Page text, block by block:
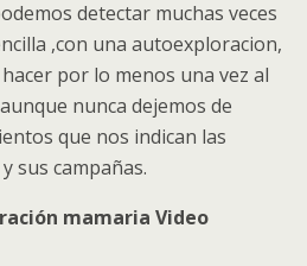
detectar muchas veces
,con una autoexploracion,
por lo menos una vez al
nunca dejemos de
que nos indican las
sus campañas.
mamaria Video